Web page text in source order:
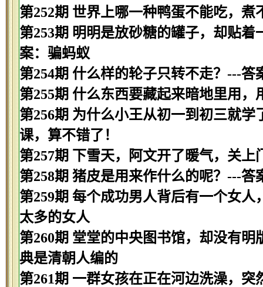
第252期 世界上哪一种鸭蛋不能吃，
第253期 明明是放砂糖的罐子，却贴
案：骗蚂蚁
第254期 什么样的轮子只转不走？---答
第255期 什么东西要藏起来暗地里用
第256期 为什么小王从初一到初三就
课，算不错了！
第257期 下雪天，阿文开了暖气，关
第258期 猪皮是用来作什么的呢？---答
第259期 每个成功男人背后有一个女
太多的女人
第260期 堂堂的中央图书馆，却没有
典是清朝人编的
第261期 一群女孩在正在河边洗澡，